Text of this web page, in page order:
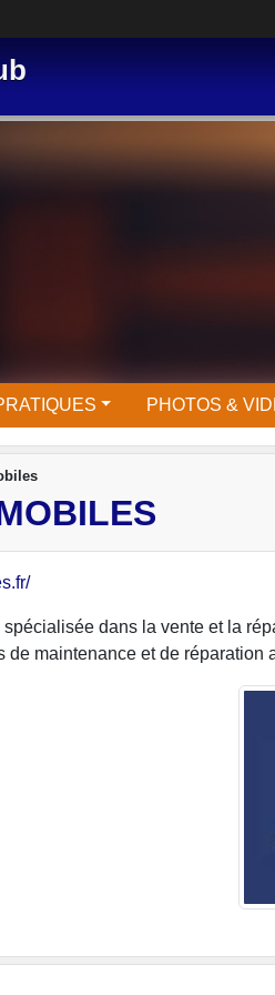
PHOTOS &
dans la vente et la
maintenance et de réparation